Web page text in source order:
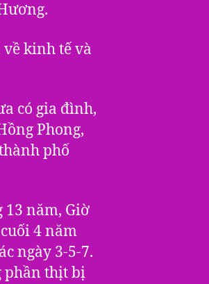
kinh tế và
có gia đình,
Phong,
phố
năm, Giờ
4 năm
ngày 3-5-7.
phần thịt bị